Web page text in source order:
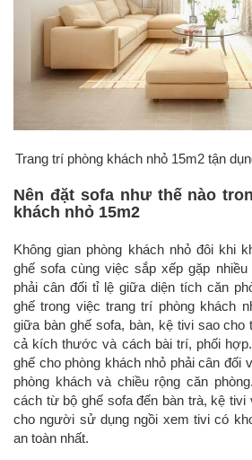
Trang trí phòng khách nhỏ 15m2 tận
Nên đặt sofa như thế nào
khách nhỏ 15m2
Không gian phòng khách nhỏ đôi khi
ghế sofa cùng việc sắp xếp gặp
phải cân đối tỉ lệ giữa diện tích căn
ghế trong việc trang trí phòng khách
giữa bàn ghế sofa, bàn, kệ tivi sao cho
cả kích thước và cách bài trí, phối
ghế cho phòng khách nhỏ phải cân đối
phòng khách và chiều rộng căn
cách từ bộ ghế sofa đến bàn trà, kệ tivi
cho người sử dụng ngồi xem tivi có
an toàn nhất.